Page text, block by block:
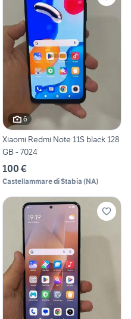
6
Xiaomi Redmi Note 11S black 128
GB - 7024
100 €
Castellammare di Stabia (NA)